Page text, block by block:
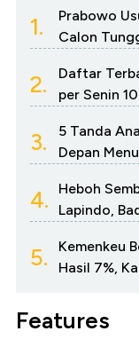
1.
Prabowo
Calon
2.
Daftar
per Senin
3.
5 Tanda
Depan
4.
Heboh
Lapindo,
5.
Kemenkeu
Hasil 7%,
Features